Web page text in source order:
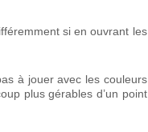
si en ouvrant les
à jouer avec les couleurs
plus gérables d’un point